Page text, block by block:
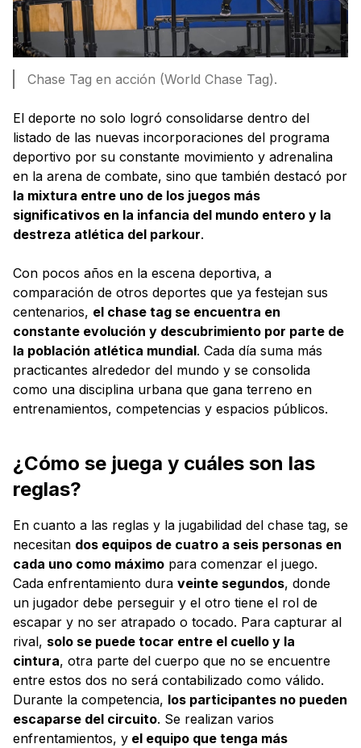
Chase Tag en acción (World Chase Tag).
El deporte no solo logró consolidarse dentro del
listado de las nuevas incorporaciones del programa
deportivo por su constante movimiento y adrenalina
en la arena de combate, sino que también destacó por
la mixtura entre uno de los juegos más
significativos en la infancia del mundo entero y la
destreza atlética del parkour.
Con pocos años en la escena deportiva, a
comparación de otros deportes que ya festejan sus
centenarios, el chase tag se encuentra en
constante evolución y descubrimiento por parte de
la población atlética mundial. Cada día suma más
practicantes alrededor del mundo y se consolida
como una disciplina urbana que gana terreno en
entrenamientos, competencias y espacios públicos.
¿Cómo se juega y cuáles son las
reglas?
En cuanto a las reglas y la jugabilidad del chase tag, se
necesitan dos equipos de cuatro a seis personas en
cada uno como máximo para comenzar el juego.
Cada enfrentamiento dura veinte segundos, donde
un jugador debe perseguir y el otro tiene el rol de
escapar y no ser atrapado o tocado. Para capturar al
rival, solo se puede tocar entre el cuello y la
cintura, otra parte del cuerpo que no se encuentre
entre estos dos no será contabilizado como válido.
Durante la competencia, los participantes no pueden
escaparse del circuito. Se realizan varios
enfrentamientos, y el equipo que tenga más